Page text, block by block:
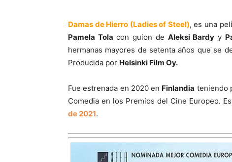
Damas de Hierro (Ladies of Steel), es una
Pamela Tola con guion de Aleksi Bardy y
hermanas mayores de setenta años que se
Producida por Helsinki Film Oy.
Fue estrenada en 2020 en Finlandia teniendo
Comedia en los Premios del Cine Europeo.
de 2021.